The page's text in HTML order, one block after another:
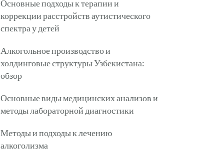
Основные подходы к терапии и
коррекции расстройств аутистического
спектра у детей
Алкогольное производство и
холдинговые структуры Узбекистана:
обзор
Основные виды медицинских анализов и
методы лабораторной диагностики
Методы и подходы к лечению
алкоголизма